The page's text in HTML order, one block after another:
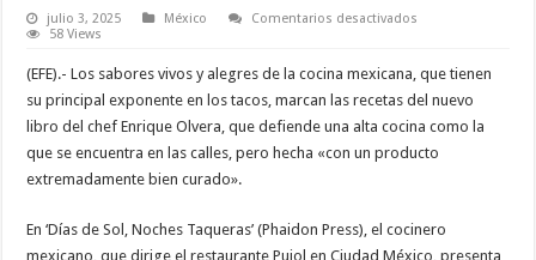
julio 3, 2025 México Comentarios desactivados
Olvera
saca
el
taco
las
alta
cocina
58 Views
(EFE).- Los sabores vivos y alegres de la cocina mexicana, que tienen
su principal exponente en los tacos, marcan las recetas del nuevo
libro del chef Enrique Olvera, que defiende una alta cocina como la
que se encuentra en las calles, pero hecha «con un producto
extremadamente bien curado».
En ‘Días de Sol, Noches Taqueras’ (Phaidon Press), el cocinero
mexicano, que dirige el restaurante Pujol en Ciudad México, presenta